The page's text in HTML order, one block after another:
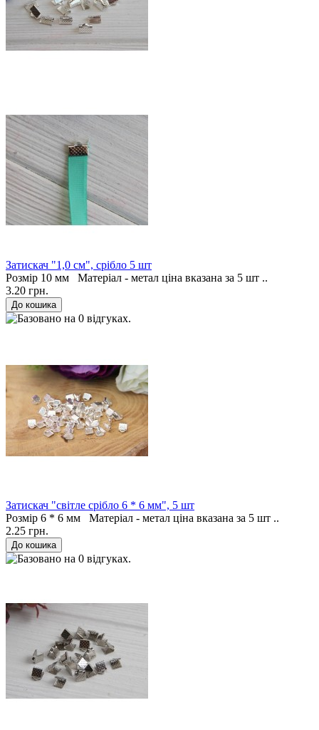
Затискач "1,0 см", срібло 5 шт
Розмір 10 мм Матеріал - метал ціна вказана за 5 шт ..
3.20 грн.
Затискач "світле срібло 6 * 6 мм", 5 шт
Розмір 6 * 6 мм Матеріал - метал ціна вказана за 5 шт ..
2.25 грн.